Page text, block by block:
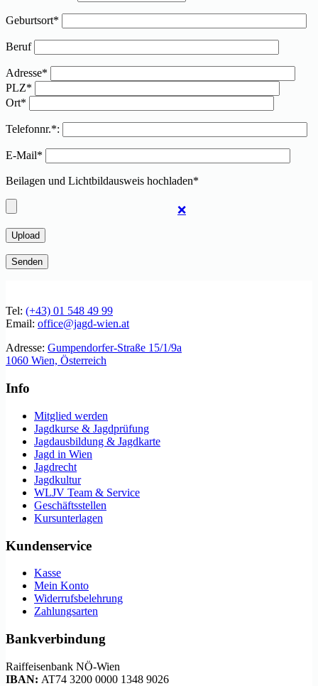
Geburtsort*
Beruf
Adresse*
PLZ*
Ort*
Telefonnr.*:
E-Mail*
Beilagen und Lichtbildausweis hochladen*
❌
Tel: (+43) 01 548 49 99
Email: office@jagd-wien.at
Adresse: Gumpendorfer-Straße 15/1/9a
1060 Wien, Österreich
Info
Mitglied werden
Jagdkurse & Jagdprüfung
Jagdausbildung & Jagdkarte
Jagd in Wien
Jagdrecht
Jagdkultur
WLJV Team & Service
Geschäftsstellen
Kursunterlagen
Kundenservice
Kasse
Mein Konto
Widerrufsbelehrung
Zahlungsarten
Bankverbindung
Raiffeisenbank NÖ-Wien
IBAN: AT74 3200 0000 1348 9026